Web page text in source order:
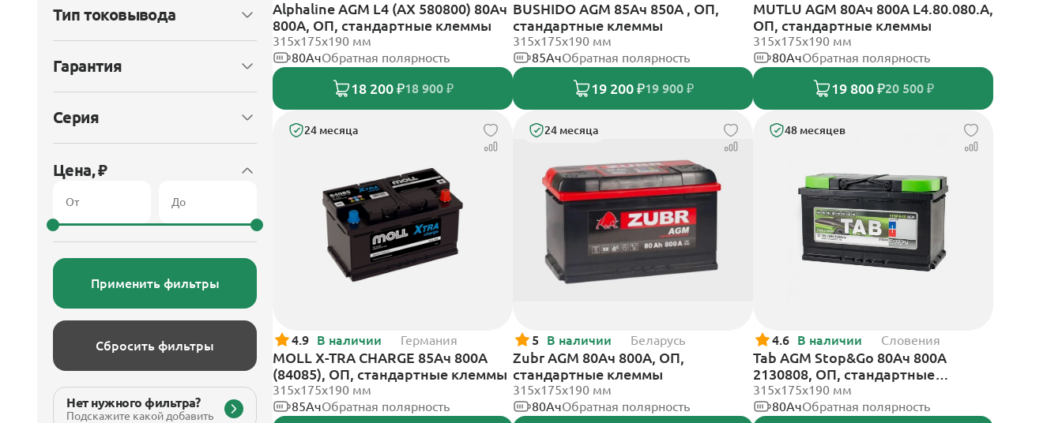
Тип токовывода
Гарантия
Серия
Цена, ₽
Применить фильтры
Сбросить фильтры
Нет нужного фильтра?
Подскажите какой добавить
Alphaline AGM L4 (AX 580800) 80Ач
800А, ОП, стандартные клеммы
315х175х190 мм
80АчОбратная полярность
18 200 ₽18 900 ₽
BUSHIDO AGM 85Ач 850А , ОП,
стандартные клеммы
315x175x190 мм
85АчОбратная полярность
19 200 ₽19 900 ₽
MUTLU AGM 80Ач 800A L4.80.080.A,
ОП, стандартные клеммы
315x175x190 мм
80АчОбратная полярность
19 800 ₽20 500 ₽
24 месяца
4.9 В наличии Германия
MOLL X-TRA CHARGE 85Ач 800А
(84085), ОП, стандартные клеммы
315x175x190 мм
85АчОбратная полярность
24 месяца
5 В наличии Беларусь
Zubr AGM 80Ач 800А, ОП,
стандартные клеммы
315x175x190 мм
80АчОбратная полярность
48 месяцев
4.6 В наличии Словения
Tab AGM Stop&Go 80Ач 800А
2130808, ОП, стандартные
клеммы
315x175x190 мм
80АчОбратная полярность